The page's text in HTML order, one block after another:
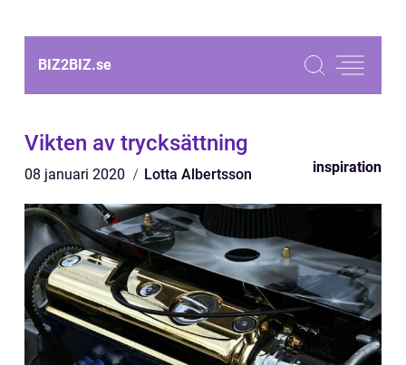
BIZ2BIZ.se
Vikten av trycksättning
08 januari 2020 Lotta Albertsson inspiration